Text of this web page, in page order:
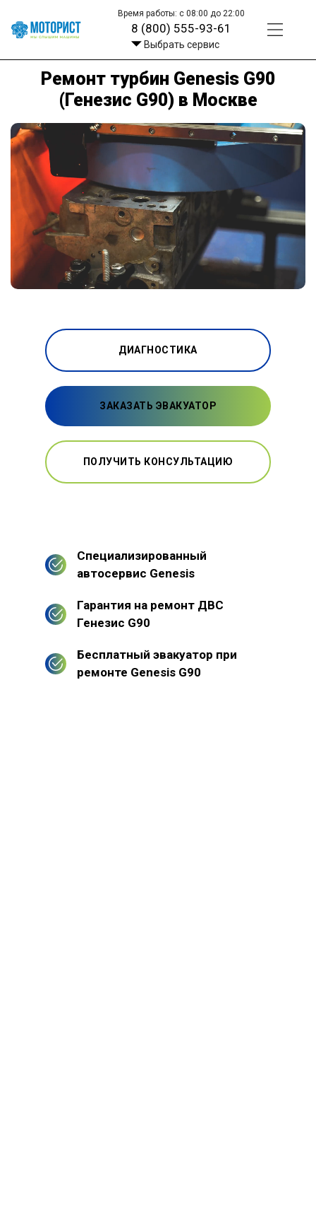
Время работы: с 08:00 до 22:00
8 (800) 555-93-61
Выбрать сервис
Ремонт турбин Genesis G90
(Генезис G90) в Москве
ДИАГНОСТИКА
ЗАКАЗАТЬ ЭВАКУАТОР
ПОЛУЧИТЬ КОНСУЛЬТАЦИЮ
Специализированный
автосервис Genesis
Гарантия на ремонт ДВС
Генезис G90
Бесплатный эвакуатор при
ремонте Genesis G90